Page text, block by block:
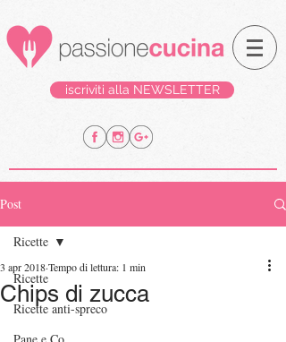
iscriviti alla NEWSLETTER
Post
Ricette
Ricette anti-spreco
Ricette
Chips di zucca
3 apr 2018Tempo di lettura: 1 min